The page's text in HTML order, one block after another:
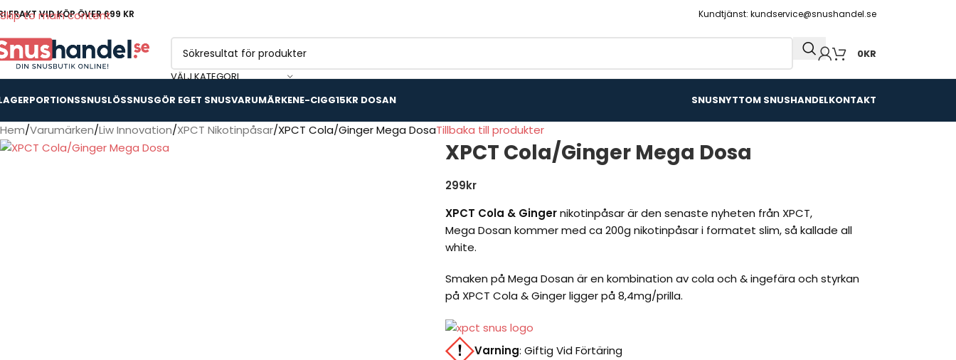
Skip to main content
FRAKT VID KÖP ÖVER 699 KR Kundtjänst: kundservice@snushandel.se
VÄLJ KATEGORI
0KR
PORTIONSSNUSLÖSSNUSGÖR EGET SNUSVARUMÄRKENE-CIGG15KR DOSAN SNUSNYTTOM SNUSHANDELKONTAKT
Hem Varumärken Liw Innovation XPCT Nikotinpåsar XPCT Cola/Ginger Mega DosaTillbaka till produkter
XPCT Cola/Ginger Mega Dosa
299kr
XPCT Cola & Gingernikotinpåsar är den senaste nyheten från XPCT,
Mega Dosan kommer med ca 200g nikotinpåsar i formatet slim, så kallade all
white.
Smaken på Mega Dosan är en kombination av cola och & ingefära och styrkan
på XPCT Cola & Ginger ligger på 8,4mg/prilla.
Varning: Giftig Vid Förtäring